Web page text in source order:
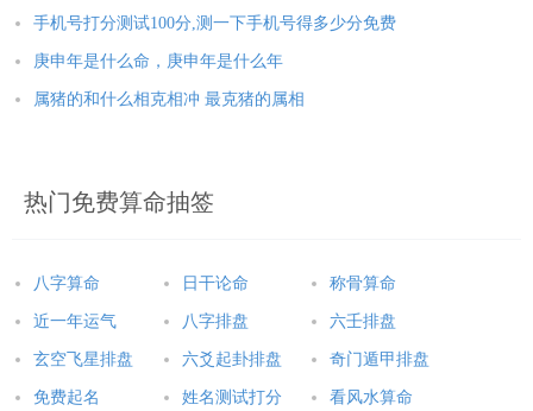
手机号打分测试100分,测一下手机号得多少分免费
庚申年是什么命，庚申年是什么年
属猪的和什么相克相冲 最克猪的属相
热门免费算命抽签
八字算命 日干论命 称骨算命
近一年运气 八字排盘 六壬排盘
玄空飞星排盘 六爻起卦排盘 奇门遁甲排盘
免费起名 姓名测试打分 看风水算命